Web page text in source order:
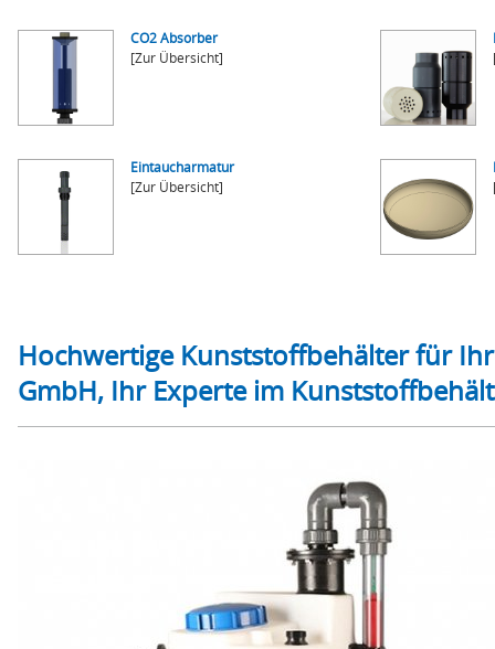
CO2 Absorber
[Zur Übersicht]
Eintaucharmatur
[Zur Übersicht]
Hochwertige Kunststoffbehälter für
GmbH, Ihr Experte im